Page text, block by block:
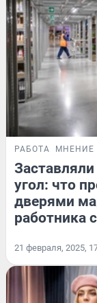
РАБОТА МНЕНИЕ
угол: что
дверями
работника
21 февраля, 2025,